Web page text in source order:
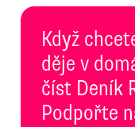
Když
děje v
číst Deník
Podpořte